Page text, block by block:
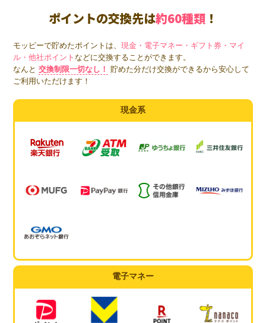
ポイントの交換先は約60種類 ！
モッピーで貯めたポイントは、現金・電子マネー・ギフト券・マイ
ル・他社ポイントなどに交換することができます。
なんと 交換制限一切なし！
貯めた分だけ交換ができるから安心して
ご利用いただけます！
現金系
電子マネー